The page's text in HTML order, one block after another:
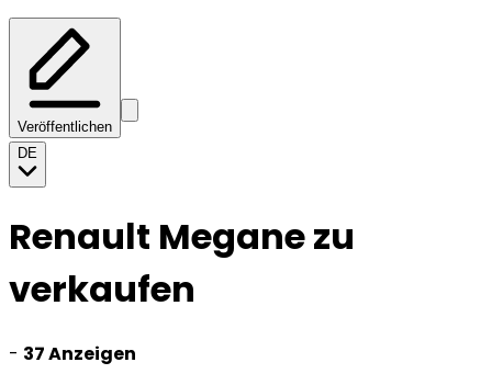
Veröffentlichen
DE
Renault Megane zu
verkaufen
- 37 Anzeigen